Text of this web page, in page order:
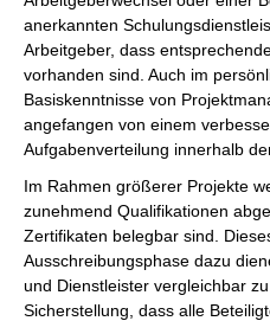
anerkannten
Arbeitgeber, dass
vorhanden sind. Auch im
Basiskenntnisse von
angefangen von einem
Aufgabenverteilung innerhalb
Im Rahmen größerer Projekte
zunehmend Qualifikationen
Zertifikaten belegbar sind.
Ausschreibungsphase dazu
und Dienstleister vergleichbar
Sicherstellung, dass alle